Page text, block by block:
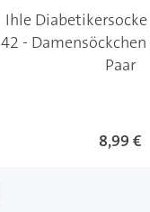
Ihle Diabetikersocke
42 -
Paar
8,99 €